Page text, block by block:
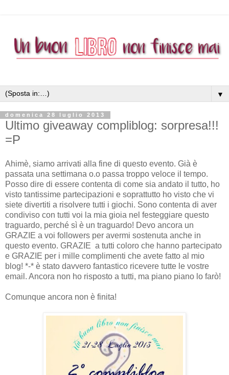
▼
domenica 28 luglio 2013
Ultimo giveaway compliblog: sorpresa!!!
=P
Ahimè, siamo arrivati alla fine di questo evento. Già è
passata una settimana o.o passa troppo veloce il tempo.
Posso dire di essere contenta di come sia andato il tutto, ho
visto tantissime partecipazioni e soprattutto ho visto che vi
siete divertiti a risolvere tutti i giochi. Sono contenta di aver
condiviso con tutti voi la mia gioia nel festeggiare questo
traguardo, perché sì è un traguardo! Devo ancora un
GRAZIE a voi followers per avermi sostenuta anche in
questo evento. GRAZIE a tutti coloro che hanno partecipato
e GRAZIE per i mille complimenti che avete fatto al mio
blog! *-* è stato davvero fantastico ricevere tutte le vostre
email. Ancora non ho risposto a tutti, ma piano piano lo farò!
Comunque ancora non è finita!